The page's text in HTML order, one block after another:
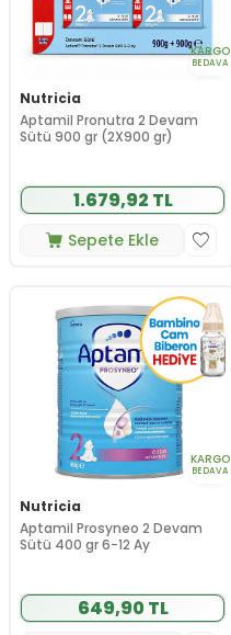
KARGO
BEDAVA
Nutricia
Aptamil Pronutra 2 Devam
Sütü 900 gr (2X900 gr)
1.679,92 TL
Sepete Ekle
KARGO
BEDAVA
Nutricia
Aptamil Prosyneo 2 Devam
Sütü 400 gr 6-12 Ay
649,90 TL